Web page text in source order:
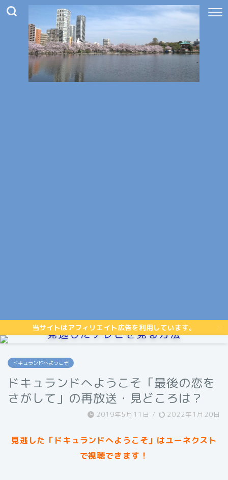
当サイトはアフィリエイト広告を利用しています。
見逃したテレビを見る方法
ドキュランドへようこそ
ドキュランドへようこそ「最後の恋を
さがして」の再放送・見どころは？
2019年5月11日 / 2022年1月20日
見逃した「ドキュランドへようこそ」はユーネクスト
で視聴できます！